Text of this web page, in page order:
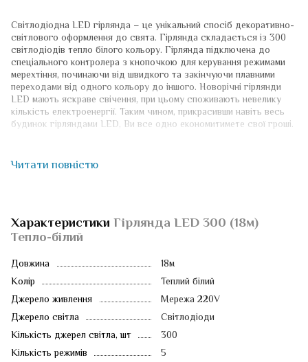
Світлодіодна LED гірлянда – це унікальний спосіб декоративно-
світлового оформлення до свята. Гірлянда складається із 300
світлодіодів тепло білого кольору. Гірлянда підключена до
спеціального контролера з кнопочкою для керування режимами
мерехтіння, починаючи від швидкого та закінчуючи плавними
переходами від одного кольору до іншого. Новорічні гірлянди
LED мають яскраве свічення, при цьому споживають невелику
кількість електроенергії. Таким чином, прикрасивши навіть весь
будинок гірляндами LED, Ви все одно економитимете свої гроші.
Читати повністю
Характеристики Гірлянда LED 300 (18м)
Тепло-білий
Довжина
18м
Колір
Теплий білий
Джерело живлення
Мережа 220V
Джерело світла
Світлодіоди
Кількість джерел світла, шт
300
Кількість режимів
5